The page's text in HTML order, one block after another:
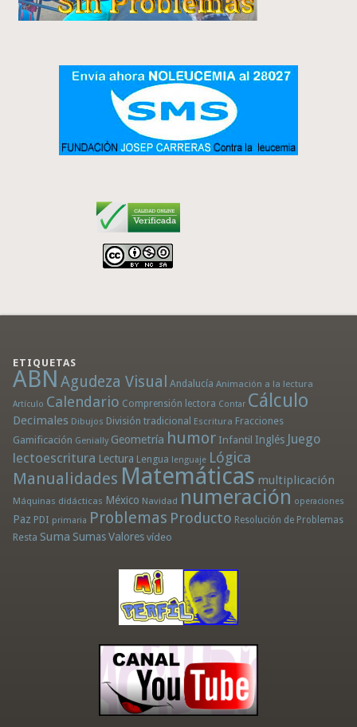
ETIQUETAS
ABN Agudeza Visual Andalucía Animación a la lectura
Artículo Calendario Comprensión lectora Contar Cálculo
Decimales Dibujos División tradicional Escritura Fracciones
Gamificación Genially Geometría humor Infantil Inglés Juego
lectoescritura Lectura Lengua lenguaje Lógica
Manualidades Matemáticas multiplicación
Máquinas didácticas México Navidad numeración operaciones
Paz PDI primaria Problemas Producto Resolución de Problemas
Resta Suma Sumas Valores vídeo